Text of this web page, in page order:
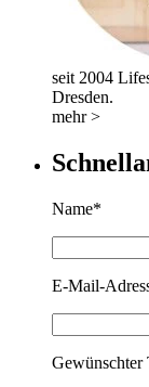
seit 2004
Dresden.
mehr >
Name*
E-Mail-
Gewünschter